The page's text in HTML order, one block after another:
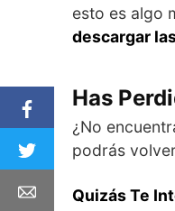
esto es algo
descargar
Has
¿No
podrás
Quizás Te